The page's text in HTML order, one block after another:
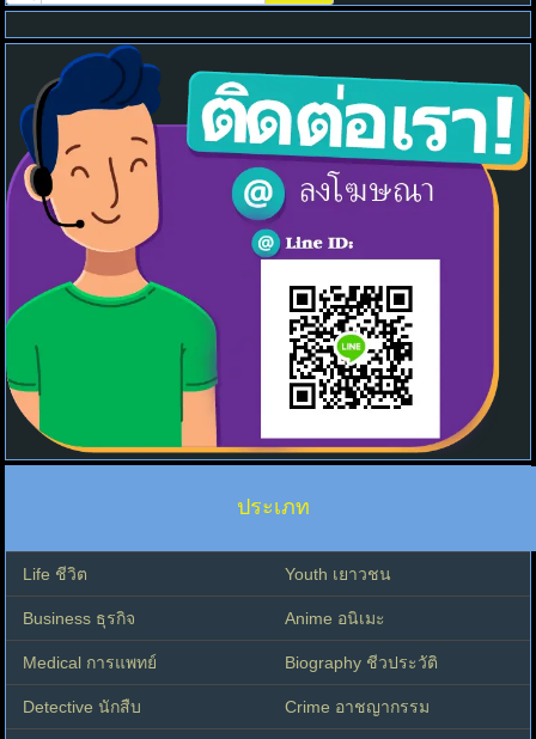
ประเภท
Life ชีวิต Youth เยาวชน
Business ธุรกิจ Anime อนิเมะ
Medical การแพทย์ Biography ชีวประวัติ
Detective นักสืบ Crime อาชญากรรม